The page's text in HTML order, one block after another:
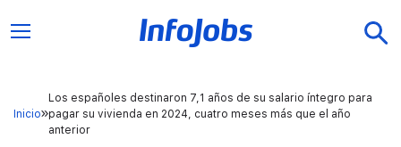
Inicio
Los españoles destinaron 7,1 años de su salario íntegro para
pagar su vivienda en 2024, cuatro meses más que el año
anterior